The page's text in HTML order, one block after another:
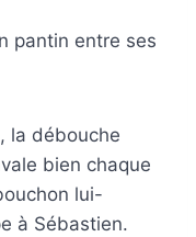
pantin entre ses
la débouche
bien chaque
lui-
à Sébastien.